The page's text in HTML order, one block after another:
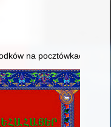
w walce o granicę
na pocztówkach : ze